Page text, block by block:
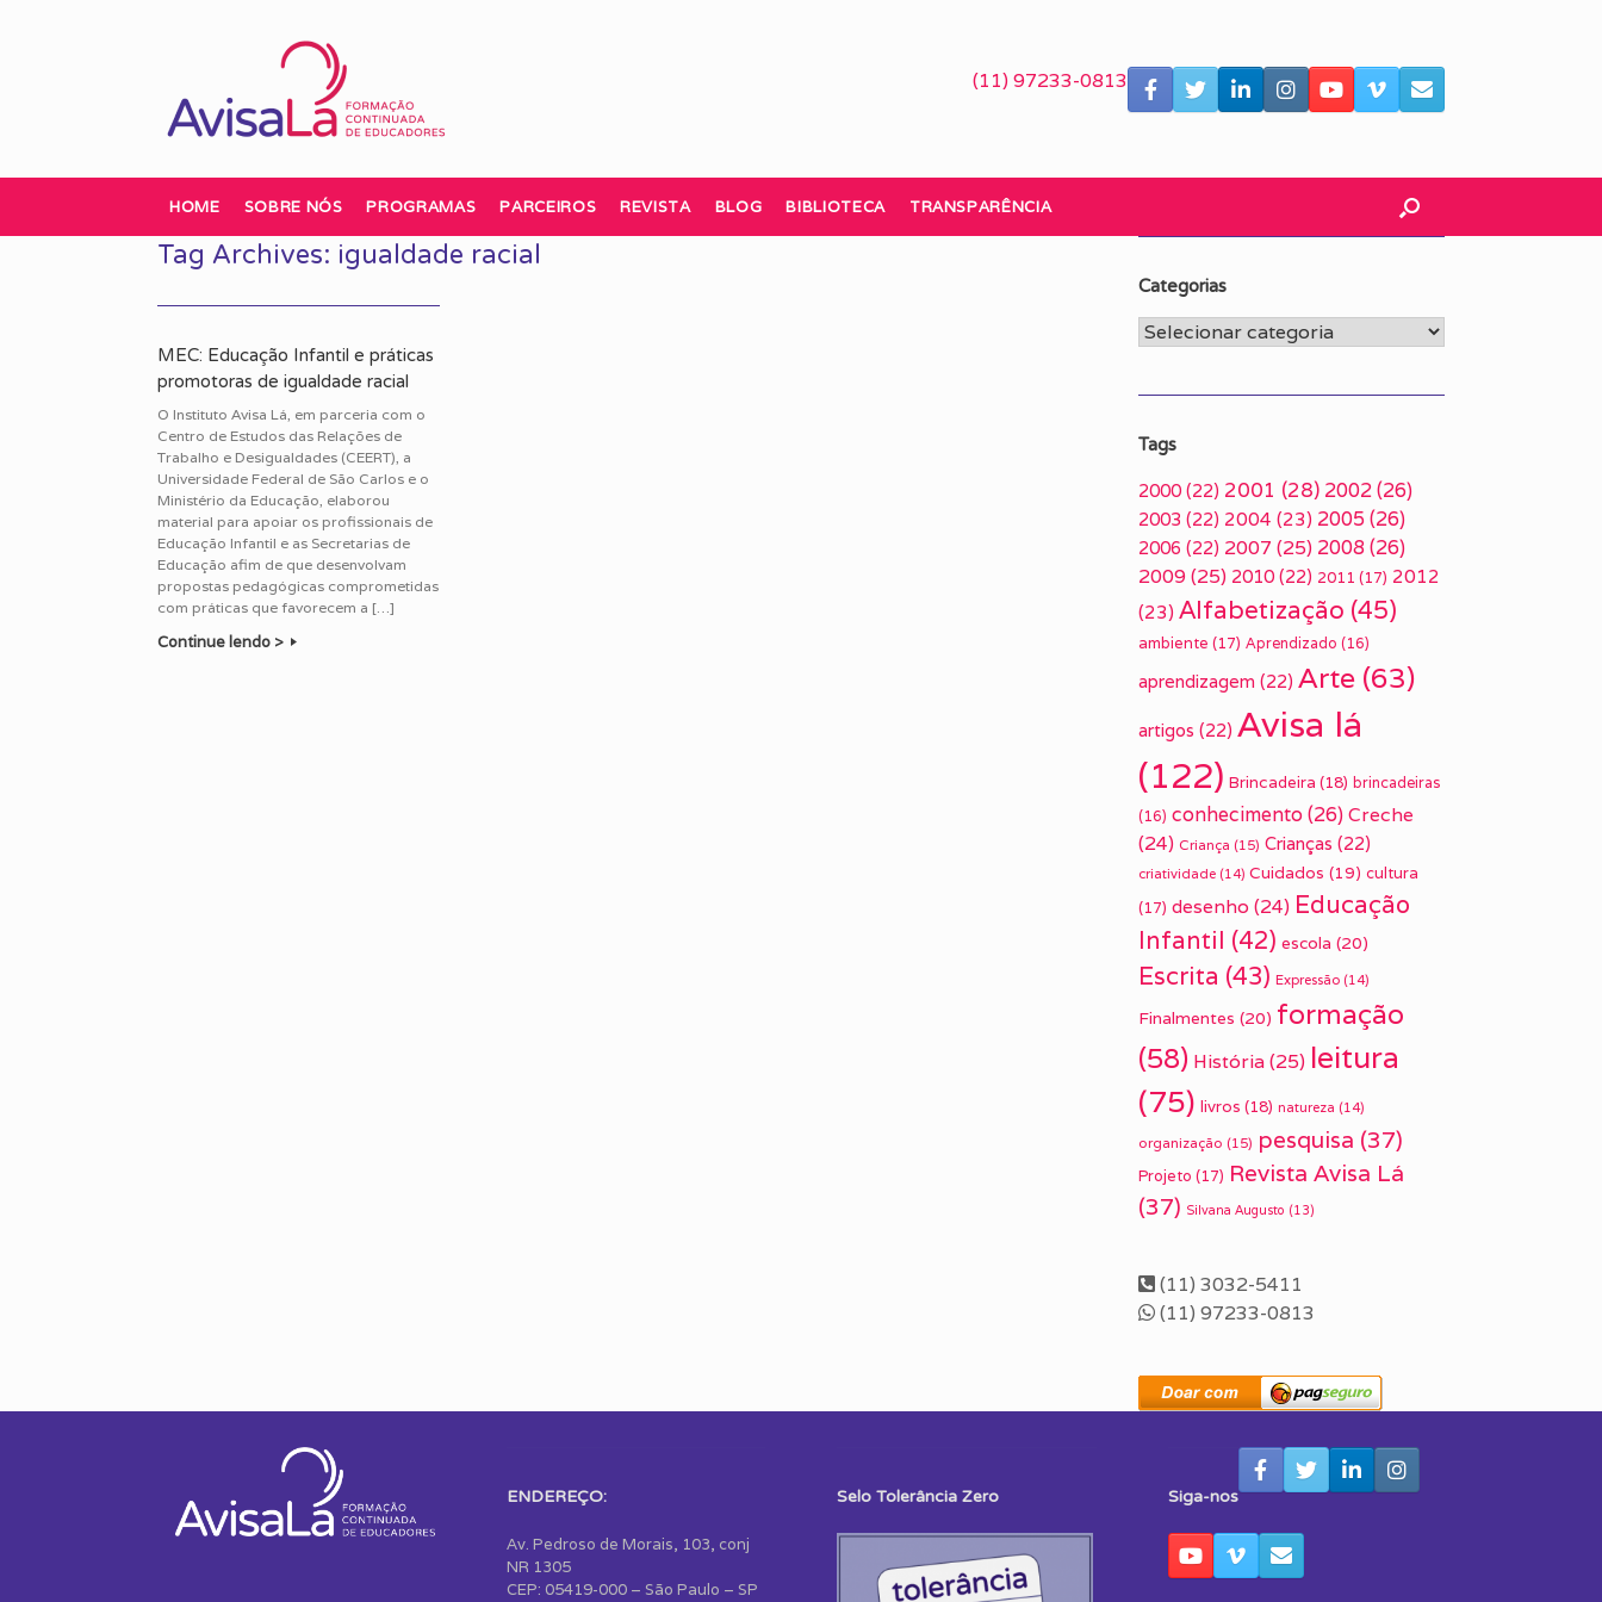
(11) 97233-0813
HOME SOBRE NÓS PROGRAMAS PARCEIROS REVISTA BLOG BIBLIOTECA TRANSPARÊNCIA
Tag Archives: igualdade racial
MEC: Educação Infantil e práticas
promotoras de igualdade racial
O Instituto Avisa Lá, em parceria com o
Centro de Estudos das Relações de
Trabalho e Desigualdades (CEERT), a
Universidade Federal de São Carlos e o
Ministério da Educação, elaborou
material para apoiar os profissionais de
Educação Infantil e as Secretarias de
Educação afim de que desenvolvam
propostas pedagógicas comprometidas
com práticas que favorecem a […]
Continue lendo >
Categorias
Categorias
Tags
2000 (22) 2001 (28) 2002(26)
2003 (22) 2004 (23) 2005 (26)
2006 (22) 2007 (25) 2008(26)
2009(25) 2010 (22) 2011 (17) 2012
(23) Alfabetização (45)
ambiente (17) Aprendizado (16)
aprendizagem (22) Arte (63)
artigos (22) Avisa lá
(122) Brincadeira (18) brincadeiras
(16) conhecimento(26) Creche
(24) Criança (15) Crianças (22)
criatividade (14) Cuidados (19) cultura
(17) desenho (24) Educação
Infantil (42) escola (20)
Escrita (43) Expressão (14)
Finalmentes (20) formação
(58) História(25) leitura
(75) livros (18) natureza (14)
organização (15) pesquisa (37)
Projeto (17) Revista Avisa Lá
(37) Silvana Augusto (13)
(11) 3032-5411
(11) 97233-0813
ENDEREÇO:
Av. Pedroso de Morais, 103, conj
NR 1305
CEP: 05419-000 – São Paulo – SP
Selo Tolerância Zero Siga-nos